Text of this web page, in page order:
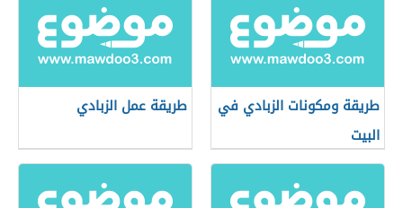
طريقة ومكونات الزبادي في
البيت
طريقة عمل الزبادي